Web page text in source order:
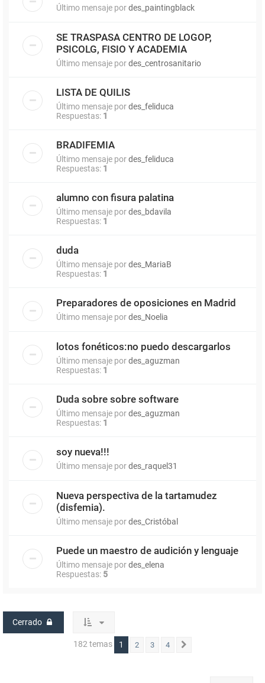
Último mensaje pordes_paintingblack
SE TRASPASA CENTRO DE LOGOP,
PSICOLG, FISIO Y ACADEMIA
Último mensaje pordes_centrosanitario
LISTA DE QUILIS
Último mensaje pordes_feliduca
Respuestas: 1
BRADIFEMIA
Último mensaje pordes_feliduca
Respuestas: 1
alumno con fisura palatina
Último mensaje pordes_bdavila
Respuestas: 1
duda
Último mensaje pordes_MariaB
Respuestas: 1
Preparadores de oposiciones en Madrid
Último mensaje pordes_Noelia
lotos fonéticos:no puedo descargarlos
Último mensaje pordes_aguzman
Respuestas: 1
Duda sobre sobre software
Último mensaje pordes_aguzman
Respuestas: 1
soy nueva!!!
Último mensaje pordes_raquel31
Nueva perspectiva de la tartamudez
(disfemia).
Último mensaje pordes_Cristóbal
Puede un maestro de audición y lenguaje
Último mensaje pordes_elena
Respuestas: 5
Cerrado
182 temas 1 2 3 4